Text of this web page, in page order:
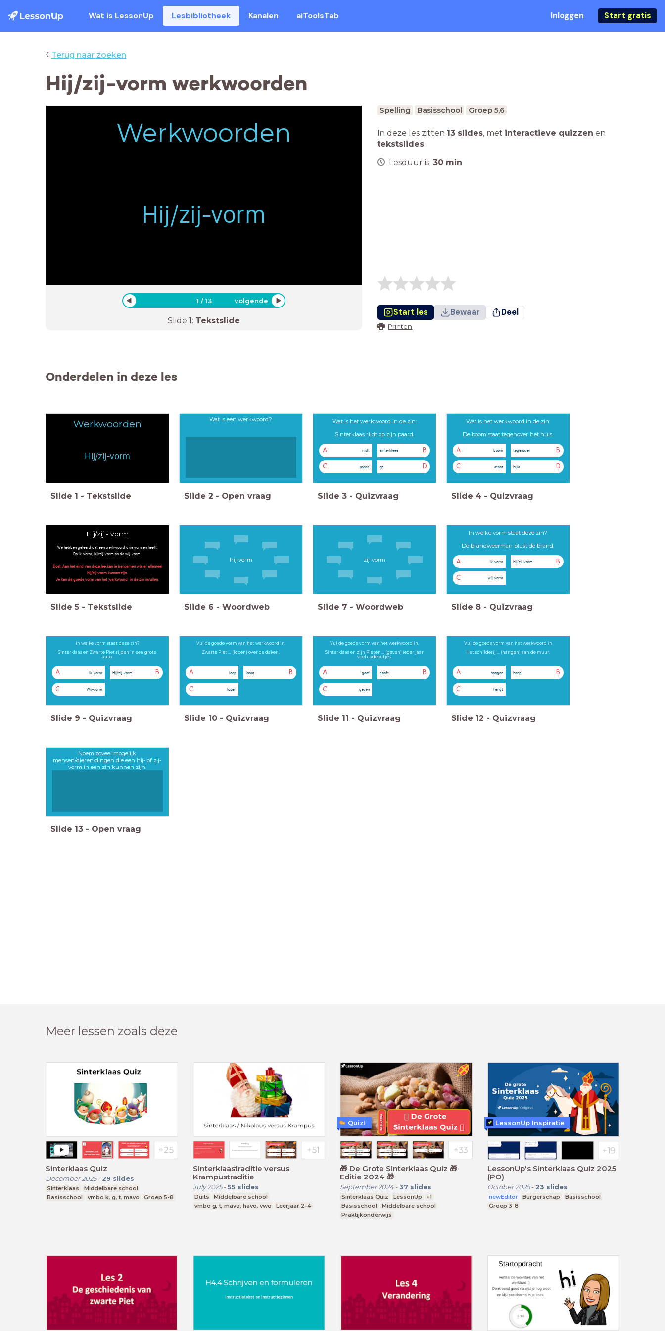
Wat is LessonUp Lesbibliotheek Kanalen aiToolsTab Inloggen Start gratis
‹ Terug naar zoeken
Hij/zij-vorm werkwoorden
Werkwoorden
Hij/zij-vorm
1 /13 volgende
Slide 1: Tekstslide
Spelling Basisschool Groep 5,6
In deze les zitten 13 slides, met interactieve quizzen en
tekstslides.
Lesduur is: 30 min
Start les Bewaar Deel
Printen
Onderdelen in deze les
Werkwoorden
Hij/zij-vorm
Slide 1 - Tekstslide
Wat is een werkwoord?
Slide 2 - Open vraag
Wat is het werkwoord in de zin:
Sinterklaas rijdt op zijn paard.
A rijdt B
sinterklaas
C paard D
op
Slide 3 - Quizvraag
Wat is het werkwoord in de zin:
De boom staat tegenover het huis.
A boom B
tegenover
C staat D
huis
Slide 4 - Quizvraag
Hij/zij - vorm
We hebben geleerd dat een werkwoord drie vormen heeft.
De ik-vorm, hij/zij-vorm en de wij-vorm.
Doel: Aan het eind van deze les kan je benoemen wie er allemaal
hij/zij-vorm kunnen zijn.
Je kan de goede vorm van het werkwoord in de zin invullen.
Slide 5 - Tekstslide
hij-vorm
Slide 6 - Woordweb
zij-vorm
Slide 7 - Woordweb
In welke vorm staat deze zin?
De brandweerman blust de brand.
A ik-vorm B
hij/zij-vorm
C wij-vorm
Slide 8 - Quizvraag
In welke vorm staat deze zin?
Sinterklaas en Zwarte Piet rijden in een grote
auto.
A Ik-vorm B
Hij/zij-vorm
C Wij-vorm
Slide 9 - Quizvraag
Vul de goede vorm van het werkwoord in.
Zwarte Piet ... (lopen) over de daken.
A loop B
loopt
C lopen
Slide 10 - Quizvraag
Vul de goede vorm van het werkwoord in.
Sinterklaas en zijn Pieten ... (geven) ieder jaar
veel cadeautjes.
A geef B
geeft
C geven
Slide 11 - Quizvraag
Vul de goede vorm van het werkwoord in
Het schilderij ... (hangen) aan de muur.
A hangen B
hang
C hangt
Slide 12 - Quizvraag
Noem zoveel mogelijk
mensen/dieren/dingen die een hij- of zij-
vorm in een zin kunnen zijn.
Slide 13 - Open vraag
Meer lessen zoals deze
Sinterklaas Quiz
December 2025- 29 slides
Sinterklaas
Middelbare school
Basisschool
vmbo k, g, t, mavo Groep 5-8
Sinterklaastraditie versus
Krampustraditie
July 2025- 55 slides
Duits
Middelbare school
vmbo g, t, mavo, havo, vwo
Leerjaar 2-4
🎁 De Grote Sinterklaas Quiz 🎁
Editie 2024 🎁
September 2024- 37 slides
Sinterklaas Quiz LessonUp
+1
Basisschool
Middelbare school
Praktijkonderwijs
Quiz!
LessonUp's Sinterklaas Quiz 2025
(PO)
October 2025- 23 slides
newEditor Burgerschap
Basisschool
Groep 3-8
LessonUp Inspiratie